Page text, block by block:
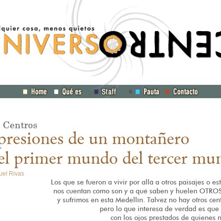
a
Centros
de un montañero
primer mundo del tercer
Rivas
Los que se fueron a vivir por allá a otros paisajes o
nos cuentan cómo son y a qué saben y huelen
y sufrimos en esta Medellín. Talvez no hay otros
pero lo que interesa de verdad es
con los ojos prestados de quienes